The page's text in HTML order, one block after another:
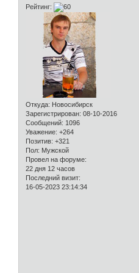
Рейтинг:
Откуда: Новосибирск
Зарегистрирован: 08-10-2016
Сообщений: 1096
Уважение: +264
Позитив: +321
Пол: Мужской
Провел на форуме:
22 дня 12 часов
Последний визит:
16-05-2023 23:14:34